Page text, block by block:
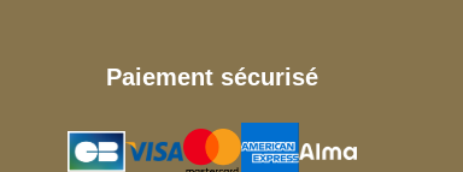
Paiement sécurisé